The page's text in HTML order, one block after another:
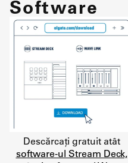
Software
Descărcați gratuit atât
software-ul Stream Deck,